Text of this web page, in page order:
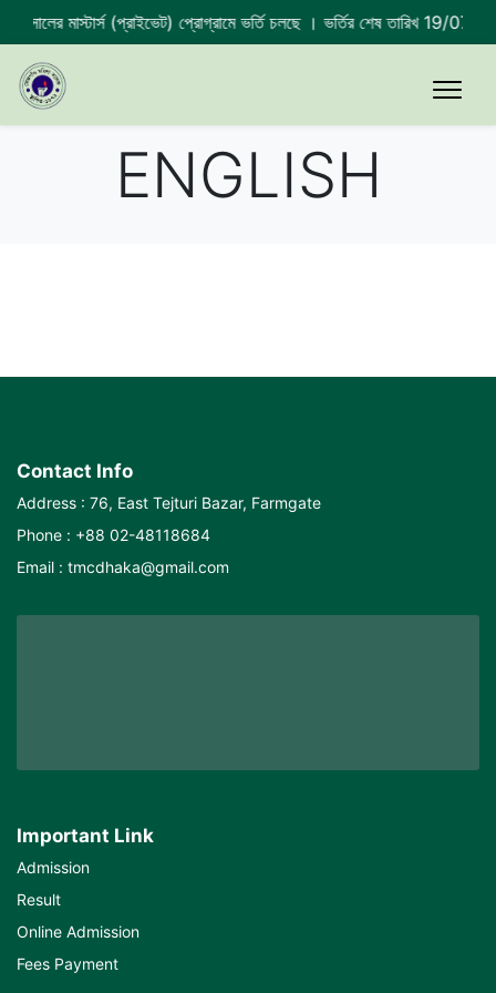
সালের মাস্টার্স (প্রাইভেট) প্রোগ্রামে ভর্তি চলছে । ভর্তির শেষ তারিখ 19/07/
ENGLISH
Contact Info
Address : 76, East Tejturi Bazar, Farmgate
Phone : +88 02-48118684
Email : tmcdhaka@gmail.com
Important Link
Admission
Result
Online Admission
Fees Payment